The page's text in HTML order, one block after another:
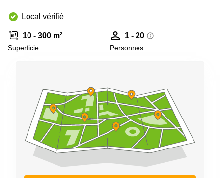
Local vérifié
10 - 300 m²
Superficie
1 - 20
Personnes